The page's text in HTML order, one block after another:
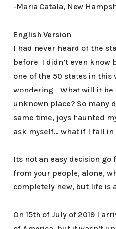
-Maria Catala, New
English Version
I had never heard of the
before, I didn’t even know
one of the 50 states in this
wondering… What will it be
unknown place? So many
same time, joys haunted
ask myself… what if I fall
Its not an easy decision go
from your people, alone,
completely new, but life is
On 15th of July of 2019 I